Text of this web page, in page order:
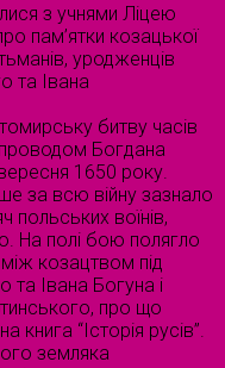
з учнями Ліцею
пам’ятки козацької
уродженців
та Івана
битву часів
проводом Богдана
1650 року.
за всю війну зазнало
польських воїнів,
На полі бою полягло
козацтвом під
Івана Богуна і
про що
книга “Історія русів”.
земляка